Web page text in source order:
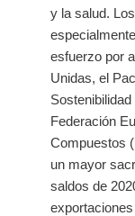
y la salud.
esfuerzo por
Unidas, el
Federación
Compuestos
un mayor
saldos de